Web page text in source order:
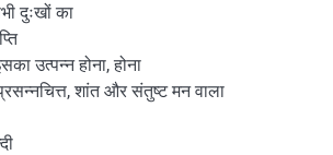
दुःखों का
उत्पन्न होना, होना
शांत और संतुष्ट मन वाला